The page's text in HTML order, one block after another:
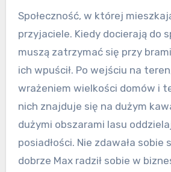
Społeczność, w której
przyjaciele. Kiedy docierają do
muszą zatrzymać się przy
ich wpuścił. Po wejściu na
wrażeniem wielkości domów i
nich znajduje się na dużym
dużymi obszarami lasu
posiadłości. Nie zdawała sobie
dobrze Max radził sobie w